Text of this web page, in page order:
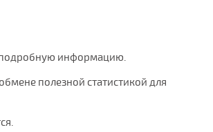
подробную информацию.
полезной статистикой для